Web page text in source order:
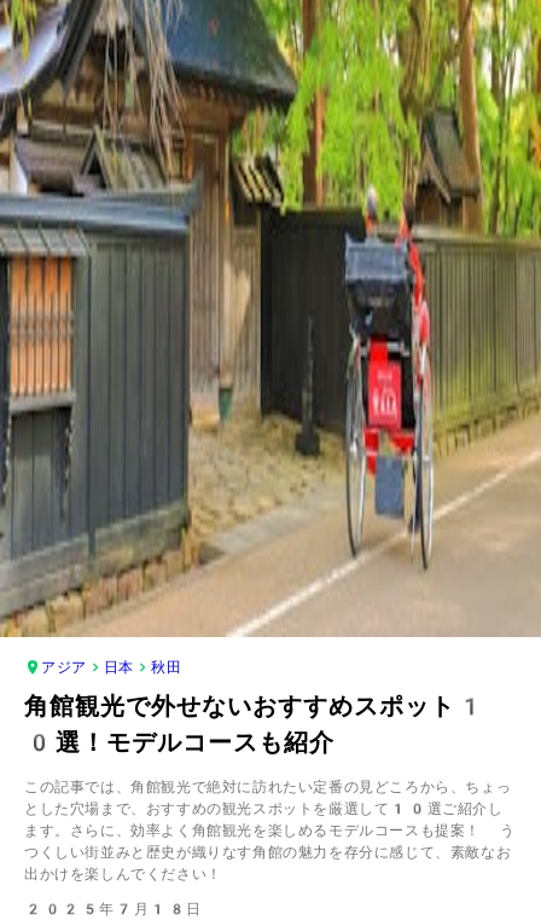
アジア 日本 秋田
角館観光で外せないおすすめスポット1
0選！モデルコースも紹介
この記事では、角館観光で絶対に訪れたい定番の見どころから、ちょっ
とした穴場まで、おすすめの観光スポットを厳選して10選ご紹介し
ます。さらに、効率よく角館観光を楽しめるモデルコースも提案！ う
つくしい街並みと歴史が織りなす角館の魅力を存分に感じて、素敵なお
出かけを楽しんでください！
2025年7月18日